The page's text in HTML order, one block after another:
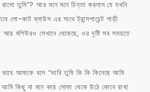
তুমি”? আর মনে মনে চিন্তা করলাম যে যখনি
লো-কাট ব্লাউস এর সাথে ট্রান্সপারেন্ট শাড়ী
আর মশিউরও সেখানে থেকেছে, ওর দৃষ্টি সব সময়তে
আমাকে বলে “ভাবি তুমি কি কি কিনেছে আমি
কিছু না মনে করে সোফা থেকে উঠে কোনে রাখা